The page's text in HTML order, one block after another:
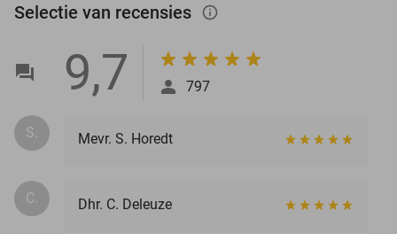
Selectie van recensies info_outlined
9,7 797
S. Mevr. S. Horedt
C. Dhr. C. Deleuze